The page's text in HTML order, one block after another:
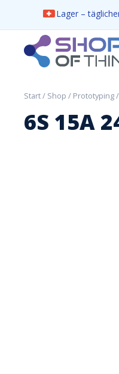
Lager –
Start/ Shop / Prototyping/
6S 15A